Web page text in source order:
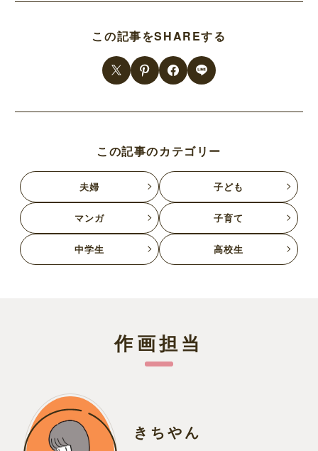
この記事をSHAREする
この記事のカテゴリー
夫婦 子ども
マンガ 子育て
中学生 高校生
作画担当
きちやん